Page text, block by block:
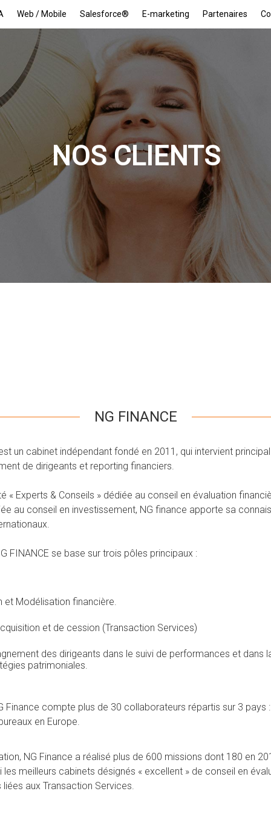
Web / Mobile Salesforce® E-marketing Partenaires
NOS CLIENTS
NG FINANCE
un cabinet indépendant fondé en 2011, qui intervient
de dirigeants et reporting financiers.
« Experts & Conseils » dédiée au conseil en évaluation
au conseil en investissement, NG finance apporte sa
FINANCE se base sur trois pôles principaux :
et Modélisation financière.
et de cession (Transaction Services)
des dirigeants dans le suivi de performances et dans
patrimoniales.
Finance compte plus de 30 collaborateurs répartis sur 3 pays
en Europe.
NG Finance a réalisé plus de 600 missions dont 180 en
les meilleurs cabinets désignés « excellent » de conseil en
aux Transaction Services.